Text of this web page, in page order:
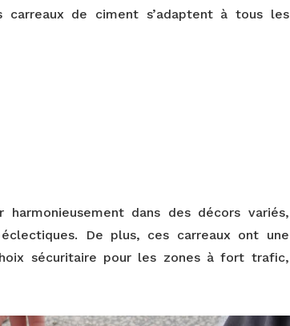
de ciment s’adaptent à tous les
dans des décors variés,
De plus, ces carreaux ont une
sécuritaire pour les zones à fort trafic,